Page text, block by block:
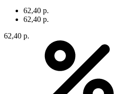
62,40 р.
62,40 р.
62,40 р.